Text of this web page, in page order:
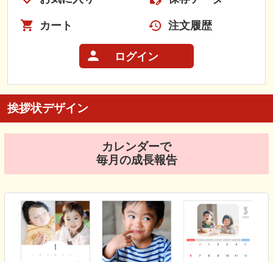
カート 注文履歴
ログイン
挨拶状デザイン
カレンダーで
毎月の成長報告